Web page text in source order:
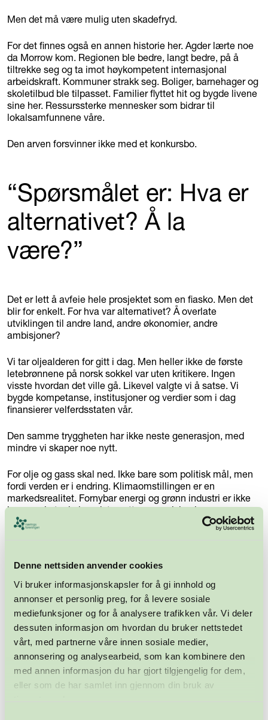
Denne nettsiden anvender cookies
Vi bruker informasjonskapsler for å gi innhold og
annonser et personlig preg, for å levere sosiale
mediefunksjoner og for å analysere trafikken vår. Vi deler
dessuten informasjon om hvordan du bruker nettstedet
vårt, med partnerne våre innen sosiale medier,
annonsering og analysearbeid, som kan kombinere den
med annen informasjon du har gjort tilgjengelig for dem,
eller som de har samlet inn gjennom din bruk av
tjenestene deres.
Men det må være mulig uten skadefryd.
For det finnes også en annen historie her. Agder lærte noe
da Morrow kom. Regionen ble bedre, langt bedre, på å
tiltrekke seg og ta imot høykompetent internasjonal
arbeidskraft. Kommuner strakk seg. Boliger, barnehager og
skoletilbud ble tilpasset. Familier flyttet hit og bygde livene
sine her. Ressurssterke mennesker som bidrar til
lokalsamfunnene våre.
Den arven forsvinner ikke med et konkursbo.
“Spørsmålet er: Hva er
alternativet? Å la
være?”
Det er lett å avfeie hele prosjektet som en fiasko. Men det
blir for enkelt. For hva var alternativet? Å overlate
utviklingen til andre land, andre økonomier, andre
ambisjoner?
Vi tar oljealderen for gitt i dag. Men heller ikke de første
letebrønnene på norsk sokkel var uten kritikere. Ingen
visste hvordan det ville gå. Likevel valgte vi å satse. Vi
bygde kompetanse, institusjoner og verdier som i dag
finansierer velferdsstaten vår.
Den samme tryggheten har ikke neste generasjon, med
mindre vi skaper noe nytt.
For olje og gass skal ned. Ikke bare som politisk mål, men
fordi verden er i endring. Klimaomstillingen er en
markedsrealitet. Fornybar energi og grønn industri er ikke
bare ønsketenkning, det er etterspørsel, konkurranse og
geopolitikk i praksis. Europeisk produksjon av kritisk
teknologi er en del av dette bildet.
Morrow Batteries var et modig forsøk på å være med.
Det holdt ikke. Men det var riktig å prøve.
Det vi ikke har råd til nå, er at denne konkursen gjør oss
feige. At kapitalen trekker seg unna. At kommuner slutter å
strekke seg. At vi mister troen på at det går an å bygge noe
nytt her.
Til alle som jobbet i Morrow: Kunnskapen dere har bygget
forsvinner ikke. Erfaringene dere bærer med dere, vil
brukes videre. Industrielt mot fortjener respekt, uavhengig